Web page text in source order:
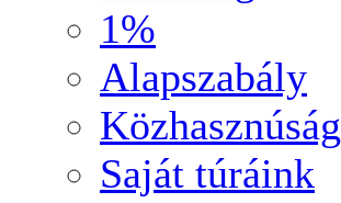
1%
Alapszabály
Közhasznúság
Saját túráink